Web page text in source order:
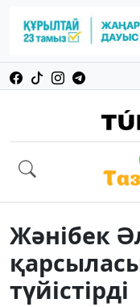
Жәнібек
түйістірді